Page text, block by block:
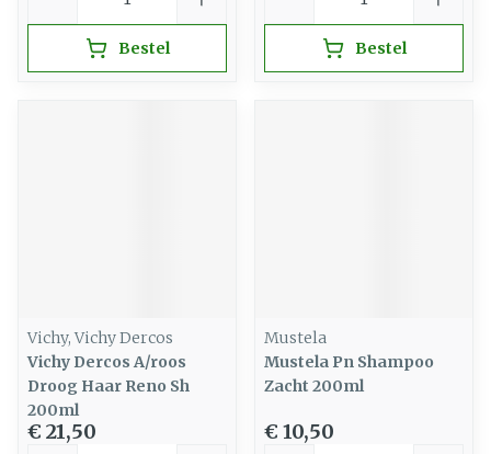
Bestel Bestel
Vichy, Vichy Dercos
Vichy Dercos A/roos
Droog Haar Reno Sh
200ml
€ 21,50
Mustela
Mustela Pn Shampoo
Zacht 200ml
€ 10,50